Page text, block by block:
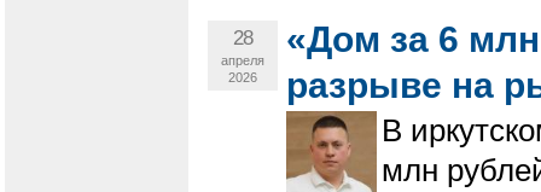
28
апреля
2026
«Дом за 6
разрыве на
В
млн